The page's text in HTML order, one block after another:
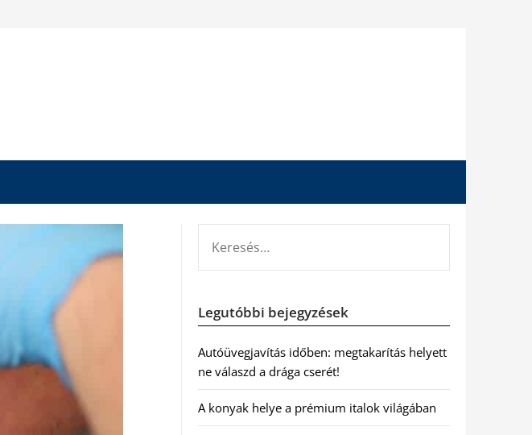
Legutóbbi bejegyzések
Autóüvegjavítás időben: megtakarítás helyett
ne válaszd a drága cserét!
A konyak helye a prémium italok világában